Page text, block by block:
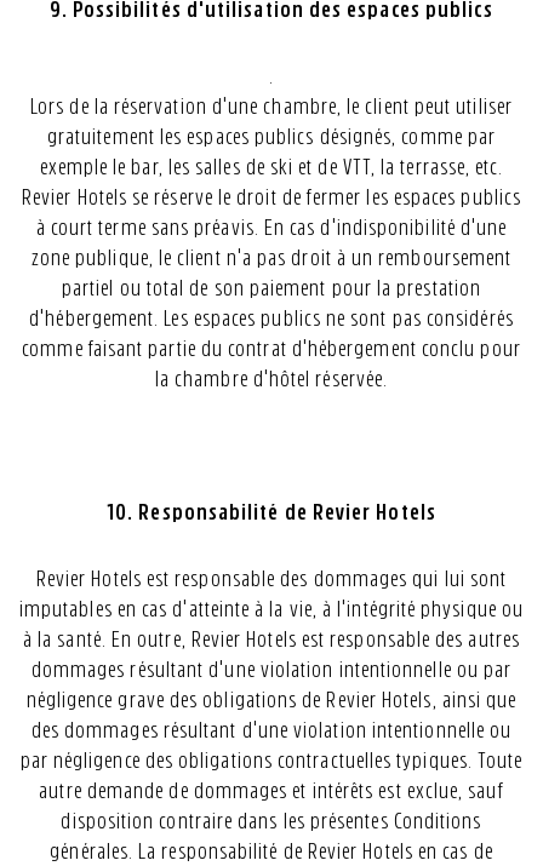
9. Possibilités d'utilisation des espaces publics
Lors de la réservation d'une chambre, le client peut utiliser
gratuitement les espaces publics désignés, comme par
exemple le bar, les salles de ski et de VTT, la terrasse, etc.
Revier Hotels se réserve le droit de fermer les espaces publics
à court terme sans préavis. En cas d'indisponibilité d'une
zone publique, le client n'a pas droit à un remboursement
partiel ou total de son paiement pour la prestation
d'hébergement. Les espaces publics ne sont pas considérés
comme faisant partie du contrat d'hébergement conclu pour
la chambre d'hôtel réservée.
10. Responsabilité de Revier Hotels
Revier Hotels est responsable des dommages qui lui sont
imputables en cas d'atteinte à la vie, à l'intégrité physique ou
à la santé. En outre, Revier Hotels est responsable des autres
dommages résultant d'une violation intentionnelle ou par
négligence grave des obligations de Revier Hotels, ainsi que
des dommages résultant d'une violation intentionnelle ou
par négligence des obligations contractuelles typiques. Toute
autre demande de dommages et intérêts est exclue, sauf
disposition contraire dans les présentes Conditions
générales. La responsabilité de Revier Hotels en cas de